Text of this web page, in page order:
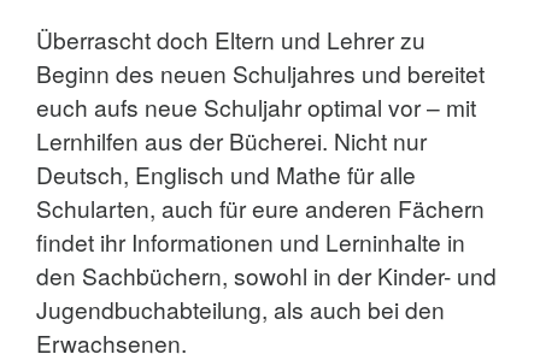
Überrascht doch Eltern und Lehrer zu
Beginn des neuen Schuljahres und bereitet
euch aufs neue Schuljahr optimal vor – mit
Lernhilfen aus der Bücherei. Nicht nur
Deutsch, Englisch und Mathe für alle
Schularten, auch für eure anderen Fächern
findet ihr Informationen und Lerninhalte in
den Sachbüchern, sowohl in der Kinder- und
Jugendbuchabteilung, als auch bei den
Erwachsenen.